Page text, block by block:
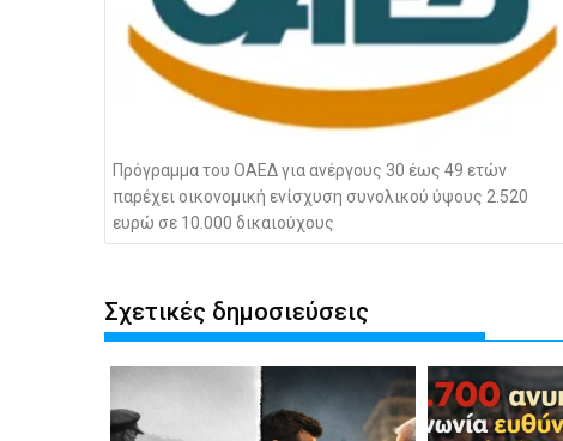
Πρόγραμμα του ΟΑΕΔ για ανέργους 30 έως 49 ετών
παρέχει οικονομική ενίσχυση συνολικού ύψους 2.520
ευρώ σε 10.000 δικαιούχους
Σχετικές δημοσιεύσεις